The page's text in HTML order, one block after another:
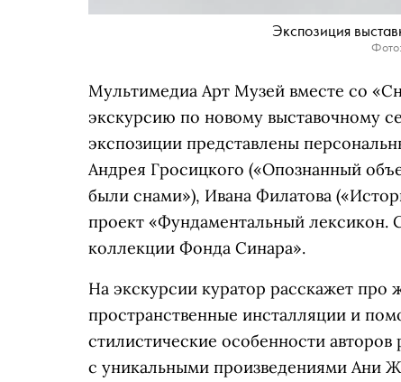
Экспозиция
Мультимедиа Арт Музей вместе со
экскурсию по новому выставочному
экспозиции представлены
Андрея Гросицкого («Опознанный
были снами»), Ивана Филатова
проект «Фундаментальный лексикон.
коллекции Фонда Синара».
На экскурсии куратор расскажет
пространственные инсталляции и
стилистические особенности
с уникальными произведениями Ани